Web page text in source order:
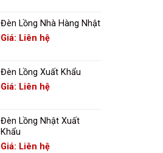
Đèn Lồng Nhà Hàng Nhật
Giá: Liên hệ
Đèn Lồng Xuất Khẩu
Giá: Liên hệ
Đèn Lồng Nhật Xuất
Khẩu
Giá: Liên hệ